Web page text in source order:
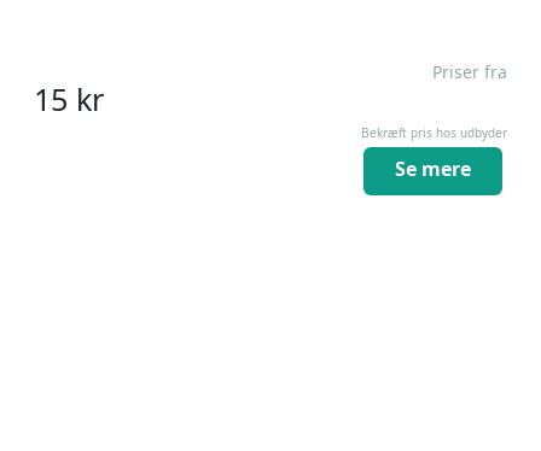
Priser fra
15 kr
Bekræft pris hos udbyder
Se mere